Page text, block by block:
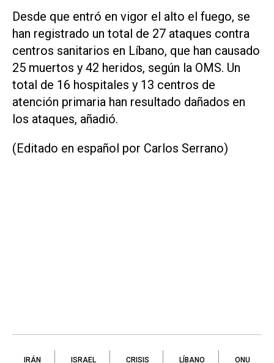
Desde ‌que entró en vigor el alto el fuego, se
han registrado un total de 27 ataques contra
‌centros sanitarios ⁠en Líbano, que han causado
25 muertos y 42 heridos, según la ​OMS. Un
total de 16 hospitales y 13 centros de
atención primaria han resultado dañados en
los ataques, añadió.
(Editado en español por Carlos Serrano)
IRÁN ISRAEL CRISIS LÍBANO ONU